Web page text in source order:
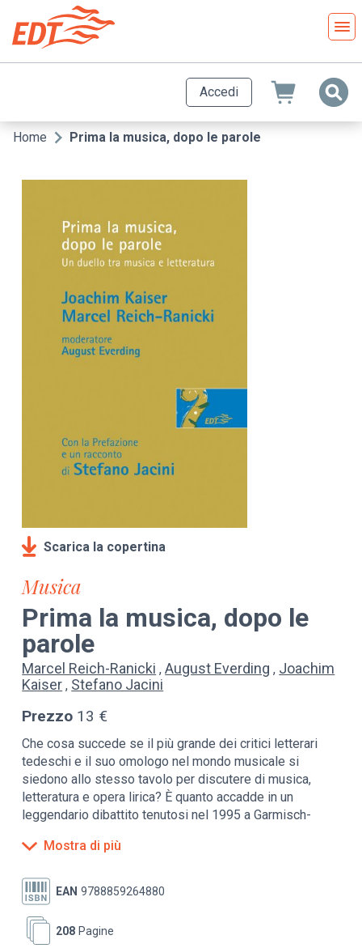
contenuto
principale
Accedi
Briciole
Home Prima la musica, dopo le parole
Scarica la copertina
Musica
Prima la musica, dopo le
parole
Marcel Reich-Ranicki August Everding
Joachim
Kaiser Stefano Jacini
Prezzo 13 €
Che cosa succede se il più grande dei critici letterari
tedeschi e il suo omologo nel mondo musicale si
siedono allo stesso tavolo per discutere di musica,
letteratura e opera lirica? È quanto accadde in un
leggendario dibattito tenutosi nel 1995 a Garmisch-
figura del compositore Richard Strauss. A fronteggiarsi
lettere tedesche, ebreo di origine polacca
sopravvissuto all’Olocausto, tra i fondatori del “Gruppo
47”, uomo di incredibile intelligenza e vivacità
intellettuale – e Joachim Kaiser, il più temuto fra i critici
Mostra di più
EAN 9788859264880
Pagine
208